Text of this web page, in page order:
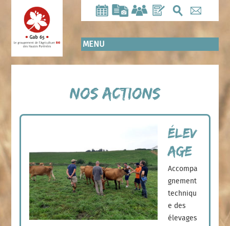
contenu
principal
MENU
Nos actions
Élev
age
Accompa
gnement
techniqu
e des
élevages